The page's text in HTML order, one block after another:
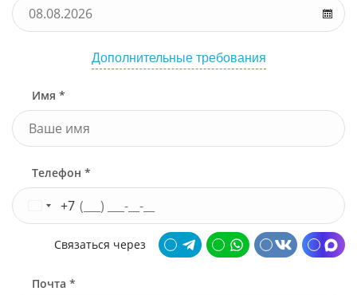
Дополнительные требования
Имя *
Телефон *
+7
Связаться через
Почта *